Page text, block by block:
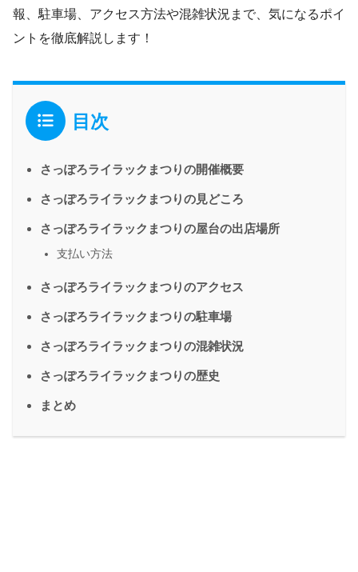
報、駐車場、アクセス方法や混雑状況まで、気になるポイ
ントを徹底解説します！
目次
さっぽろライラックまつりの開催概要
さっぽろライラックまつりの見どころ
さっぽろライラックまつりの屋台の出店場所
支払い方法
さっぽろライラックまつりのアクセス
さっぽろライラックまつりの駐車場
さっぽろライラックまつりの混雑状況
さっぽろライラックまつりの歴史
まとめ